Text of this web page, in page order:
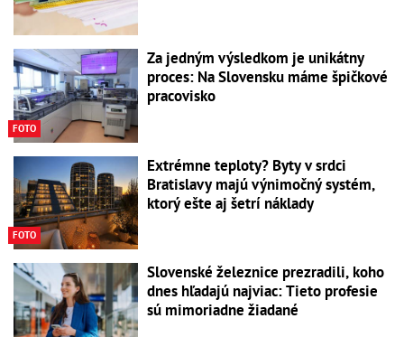
FOTO
Za jedným výsledkom je unikátny
proces: Na Slovensku máme špičkové
pracovisko
FOTO
Extrémne teploty? Byty v srdci
Bratislavy majú výnimočný systém,
ktorý ešte aj šetrí náklady
Slovenské železnice prezradili, koho
dnes hľadajú najviac: Tieto profesie
sú mimoriadne žiadané